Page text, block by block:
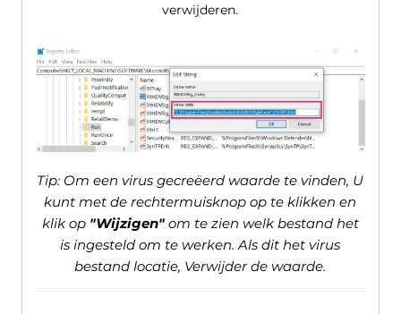
verwijderen.
Tip: Om een ​​virus gecreëerd waarde te vinden, U
kunt met de rechtermuisknop op te klikken en
klik op "Wijzigen"om te zien welk bestand het
is ingesteld om te werken. Als dit het virus
bestand locatie, Verwijder de waarde.